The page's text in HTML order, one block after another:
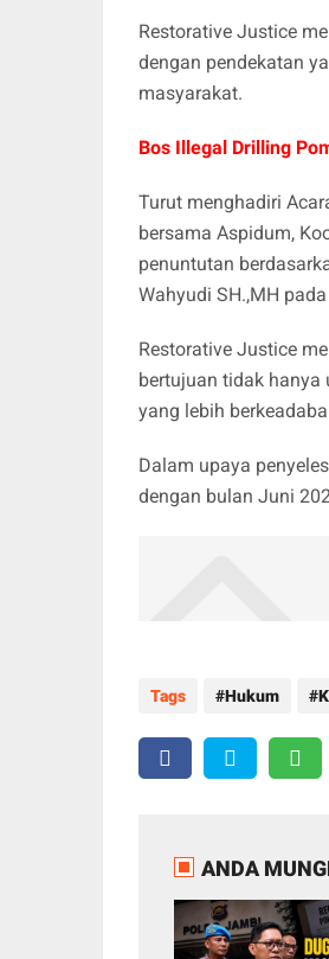
Restorative Justice
dengan pendekatan
masyarakat.
Bos Illegal Drilling
Turut menghadiri
bersama Aspidum,
penuntutan
Wahyudi SH.,MH
Restorative Justice
bertujuan tidak hanya
yang lebih
Dalam upaya
dengan bulan Juni
Tags Hukum
ANDA